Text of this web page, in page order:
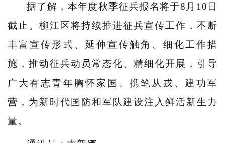
据了解，本年度秋季征兵报名将于8月10日
截止。柳江区将持续推进征兵宣传工作，不断
丰富宣传形式、延伸宣传触角、细化工作措
施，推动征兵动员常态化、精细化开展，引导
广大有志青年胸怀家国、携笔从戎、建功军
营，为新时代国防和军队建设注入鲜活新生力
量。